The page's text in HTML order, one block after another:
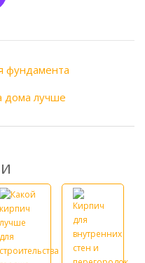
фундамента
дома лучше